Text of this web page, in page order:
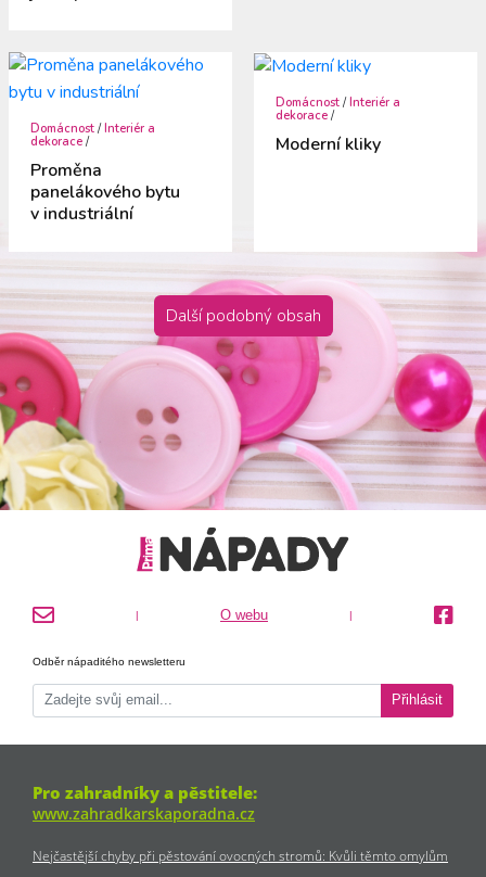
Domácnost /Interiér a
dekorace /
Proměna
panelákového bytu
v industriální
Domácnost / Interiér a
dekorace /
Moderní kliky
Další podobný obsah
| O webu |
Odběr nápaditého newsletteru
Přihlásit
Pro zahradníky a pěstitele:
www.zahradkarskaporadna.cz
Nejčastější chyby při pěstování ovocných stromů: Kvůli těmto omylům